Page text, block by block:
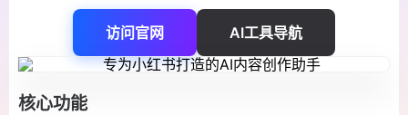
访问官网 AI工具导航
核心功能